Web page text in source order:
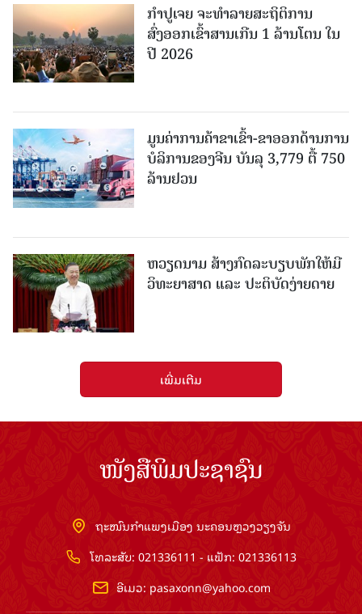
ກຳປູເຈຍ ຈະທຳລາຍສະຖິຕິການ
ສົ່ງອອກເຂົ້າສານເກີນ 1 ລ້ານໂຕນ ໃນ
ປີ 2026
ມູນຄ່າການຄ້າຂາເຂົ້າ-ຂາອອກດ້ານການ
ບໍລິການຂອງຈີນ ບັນລຸ 3,779 ຕື້ 750
ລ້ານຢວນ
ຫວຽດນາມ ສ້າງກົດລະບຽບພັກໃຫ້ມີ
ວິທະຍາສາດ ແລະ ປະຕິບັດງ່າຍດາຍ
ເພີ່ມເຕີມ
ໜັງສືພິມປະຊາຊົນ
ຖະໜົນກຳແພງເມືອງ ນະຄອນຫຼວງວຽງຈັນ
ໂທລະສັບ: 021336111 - ແຟັກ: 021336113
ອີເມວ: pasaxonn@yahoo.com